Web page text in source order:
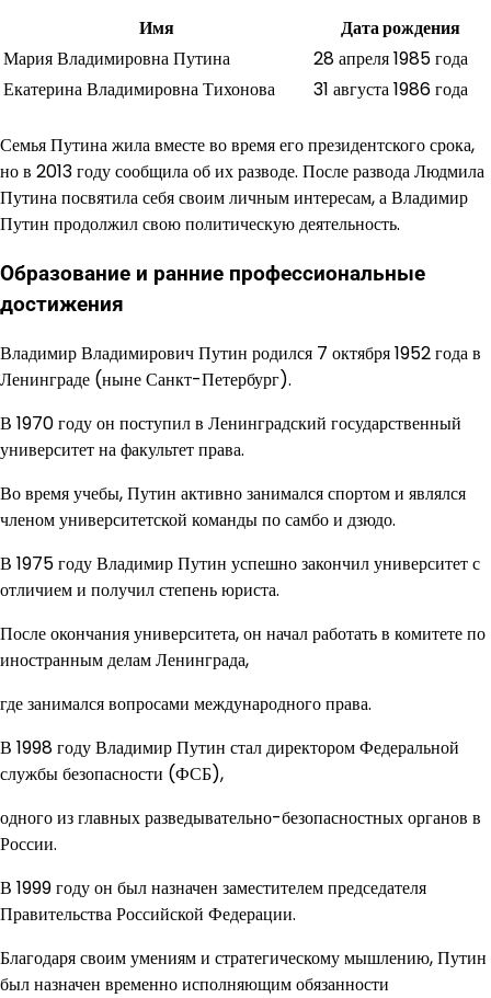
Имя
Дата рождения
Мария Владимировна Путина
28 апреля 1985 года
Екатерина Владимировна Тихонова
31 августа 1986 года
Семья Путина жила вместе во время его президентского срока,
но в 2013 году сообщила об их разводе. После развода Людмила
Путина посвятила себя своим личным интересам, а Владимир
Путин продолжил свою политическую деятельность.
Образование и ранние профессиональные
достижения
Владимир Владимирович Путин родился 7 октября 1952 года в
Ленинграде (ныне Санкт-Петербург).
В 1970 году он поступил в Ленинградский государственный
университет на факультет права.
Во время учебы, Путин активно занимался спортом и являлся
членом университетской команды по самбо и дзюдо.
В 1975 году Владимир Путин успешно закончил университет с
отличием и получил степень юриста.
После окончания университета, он начал работать в комитете по
иностранным делам Ленинграда,
где занимался вопросами международного права.
В 1998 году Владимир Путин стал директором Федеральной
службы безопасности (ФСБ),
одного из главных разведывательно-безопасностных органов в
России.
В 1999 году он был назначен заместителем председателя
Правительства Российской Федерации.
Благодаря своим умениям и стратегическому мышлению, Путин
был назначен временно исполняющим обязанности